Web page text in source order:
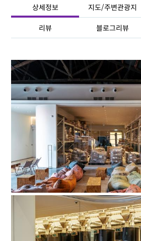
상세정보 지도/주변관광지
리뷰 블로그리뷰